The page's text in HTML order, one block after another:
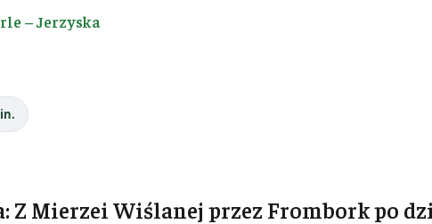
– Jerzyska
Z Mierzei Wiślanej przez Frombork po